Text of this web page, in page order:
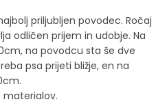
priljubljen povodec. Ročaj
odličen prijem in udobje. Na
na povodcu sta še dve
psa prijeti bližje, en na
materialov.